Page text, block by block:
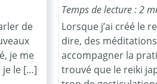
de
je me
je le […]
Temps de lecture : 2
Lorsque j’ai créé le
dire, des
accompagner la
trouvé que le reiki